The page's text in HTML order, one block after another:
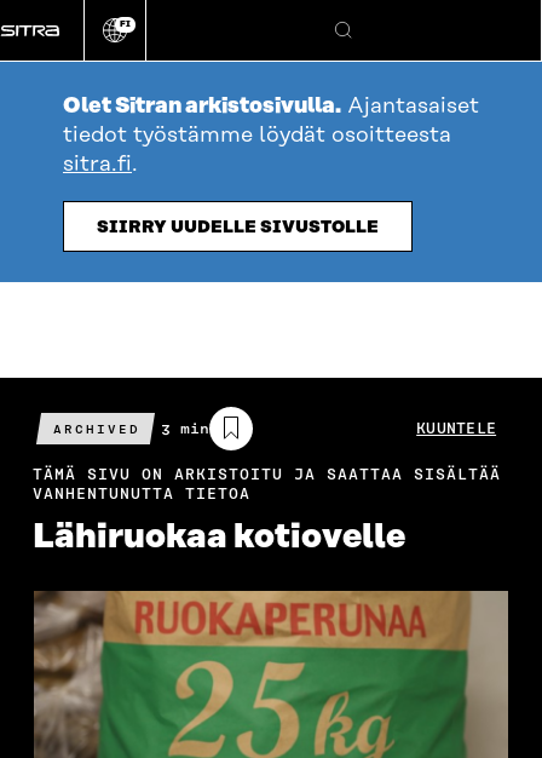
suoraan
sisältöön
Vaihda
kieli
FI
Hae
Olet Sitran arkistosivulla. Ajantasaiset
tiedot työstämme löydät osoitteesta
sitra.fi.
SIIRRY UUDELLE SIVUSTOLLE
ARCHIVED
Arvioitu
lukuaika
3 min KUUNTELE
TÄMÄ SIVU ON ARKISTOITU JA SAATTAA SISÄLTÄÄ
VANHENTUNUTTA TIETOA
Lähiruokaa kotiovelle